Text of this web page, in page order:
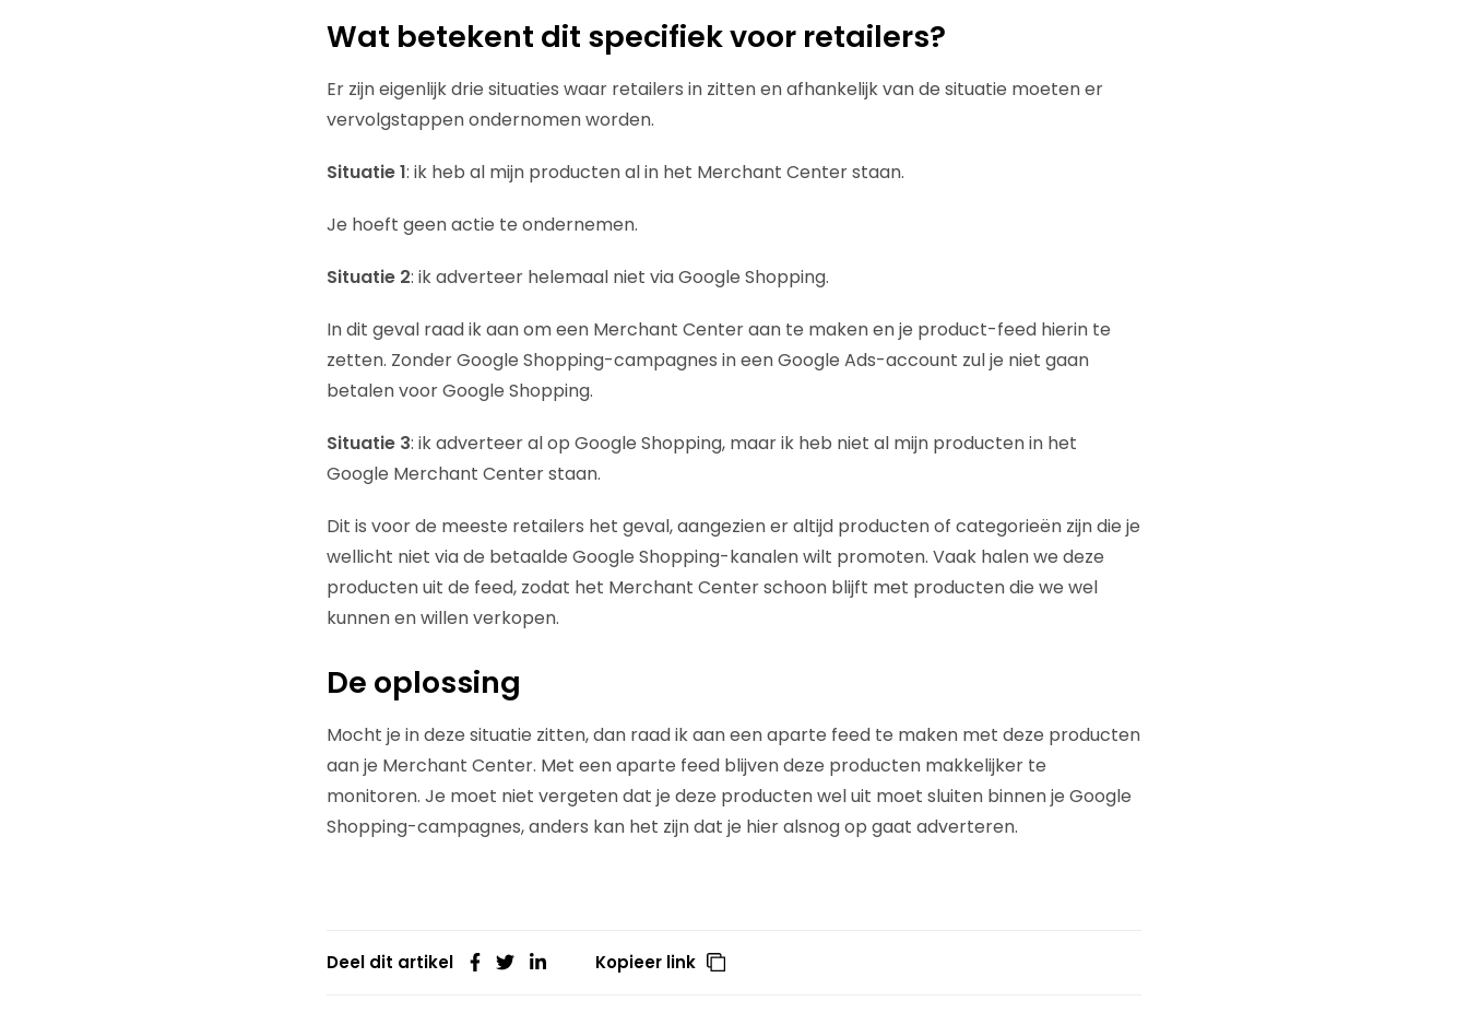
Wat betekent dit specifiek voor retailers?
Er zijn eigenlijk drie situaties waar retailers in zitten en afhankelijk van de situatie moeten er
vervolgstappen ondernomen worden.
Situatie 1: ik heb al mijn producten al in het Merchant Center staan.
Je hoeft geen actie te ondernemen.
Situatie 2: ik adverteer helemaal niet via Google Shopping.
In dit geval raad ik aan om een Merchant Center aan te maken en je product-feed hierin te
zetten. Zonder Google Shopping-campagnes in een Google Ads-account zul je niet gaan
betalen voor Google Shopping.
Situatie 3: ik adverteer al op Google Shopping, maar ik heb niet al mijn producten in het
Google Merchant Center staan.
Dit is voor de meeste retailers het geval, aangezien er altijd producten of categorieën zijn die je
wellicht niet via de betaalde Google Shopping-kanalen wilt promoten. Vaak halen we deze
producten uit de feed, zodat het Merchant Center schoon blijft met producten die we wel
kunnen en willen verkopen.
De oplossing
Mocht je in deze situatie zitten, dan raad ik aan een aparte feed te maken met deze producten
aan je Merchant Center. Met een aparte feed blijven deze producten makkelijker te
monitoren. Je moet niet vergeten dat je deze producten wel uit moet sluiten binnen je Google
Shopping-campagnes, anders kan het zijn dat je hier alsnog op gaat adverteren.
Deel dit artikel Kopieer link